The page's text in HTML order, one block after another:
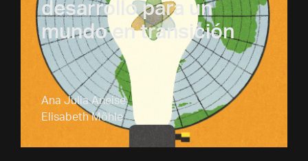
desarrollo para un
mundo en transición
Ana Julia Aneise
Elisabeth Möhle